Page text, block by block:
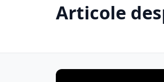
Articole